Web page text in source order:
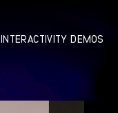
INTERACTIVITY DEMOS